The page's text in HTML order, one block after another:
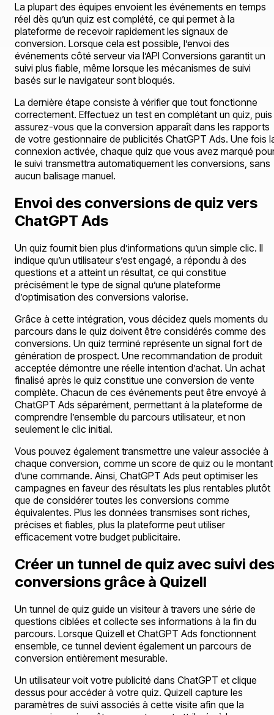
La plupart des équipes envoient les événements en temps
réel dès qu’un quiz est complété, ce qui permet à la
plateforme de recevoir rapidement les signaux de
conversion. Lorsque cela est possible, l’envoi des
événements côté serveur via l’API Conversions garantit un
suivi plus fiable, même lorsque les mécanismes de suivi
basés sur le navigateur sont bloqués.
La dernière étape consiste à vérifier que tout fonctionne
correctement. Effectuez un test en complétant un quiz, puis
assurez-vous que la conversion apparaît dans les rapports
de votre gestionnaire de publicités ChatGPT Ads. Une fois
connexion activée, chaque quiz que vous avez marqué
le suivi transmettra automatiquement les conversions, sans
aucun balisage manuel.
Envoi des conversions de quiz vers
ChatGPT Ads
Un quiz fournit bien plus d’informations qu’un simple clic. Il
indique qu’un utilisateur s’est engagé, a répondu à des
questions et a atteint un résultat, ce qui constitue
précisément le type de signal qu’une plateforme
d’optimisation des conversions valorise.
Grâce à cette intégration, vous décidez quels moments du
parcours dans le quiz doivent être considérés comme des
conversions. Un quiz terminé représente un signal fort de
génération de prospect. Une recommandation de produit
acceptée démontre une réelle intention d’achat. Un achat
finalisé après le quiz constitue une conversion de vente
complète. Chacun de ces événements peut être envoyé à
ChatGPT Ads séparément, permettant à la plateforme de
comprendre l’ensemble du parcours utilisateur, et non
seulement le clic initial.
Vous pouvez également transmettre une valeur associée à
chaque conversion, comme un score de quiz ou le montant
d’une commande. Ainsi, ChatGPT Ads peut optimiser les
campagnes en faveur des résultats les plus rentables plutôt
que de considérer toutes les conversions comme
équivalentes. Plus les données transmises sont riches,
précises et fiables, plus la plateforme peut utiliser
efficacement votre budget publicitaire.
Créer un tunnel de quiz avec suivi des
conversions grâce à Quizell
Un tunnel de quiz guide un visiteur à travers une série de
questions ciblées et collecte ses informations à la fin du
parcours. Lorsque Quizell et ChatGPT Ads fonctionnent
ensemble, ce tunnel devient également un parcours de
conversion entièrement mesurable.
Un utilisateur voit votre publicité dans ChatGPT et clique
dessus pour accéder à votre quiz. Quizell capture les
paramètres de suivi associés à cette visite afin que la